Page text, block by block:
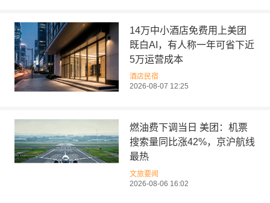
14万中小酒店免费用上美团
既白AI，有人称一年可省下近
5万运营成本
酒店民宿
2026-08-07 12:25
燃油费下调当日 美团：机票
搜索量同比涨42%，京沪航线
最热
文旅要闻
2026-08-06 16:02